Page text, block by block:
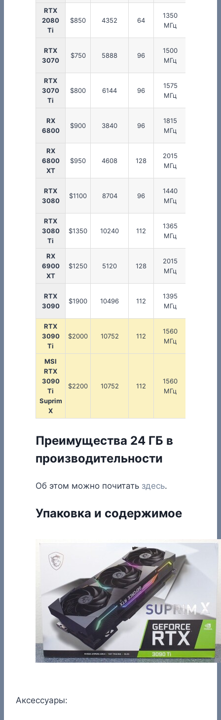
RTX
2080
Ti
$850 4352 64
1350
МГц
RTX
3070
$750 5888 96
1500
МГц
RTX
3070
Ti
$800 6144 96
1575
МГц
RX
6800
$900 3840 96
1815
МГц
RX
6800
XT
$950 4608 128
2015
МГц
RTX
3080
$1100 8704 96
1440
МГц
RTX
3080
Ti
$1350 10240 112
1365
МГц
RX
6900
XT
$1250 5120 128
2015
МГц
RTX
3090
$1900 10496 112
1395
МГц
RTX
3090
Ti
$2000 10752 112
1560
МГц
MSI
RTX
3090
Ti
Suprim
X
$2200 10752 112
1560
МГц
Преимущества 24 ГБ в
производительности
Об этом можно почитать здесь.
Упаковка и содержимое
Аксессуары: